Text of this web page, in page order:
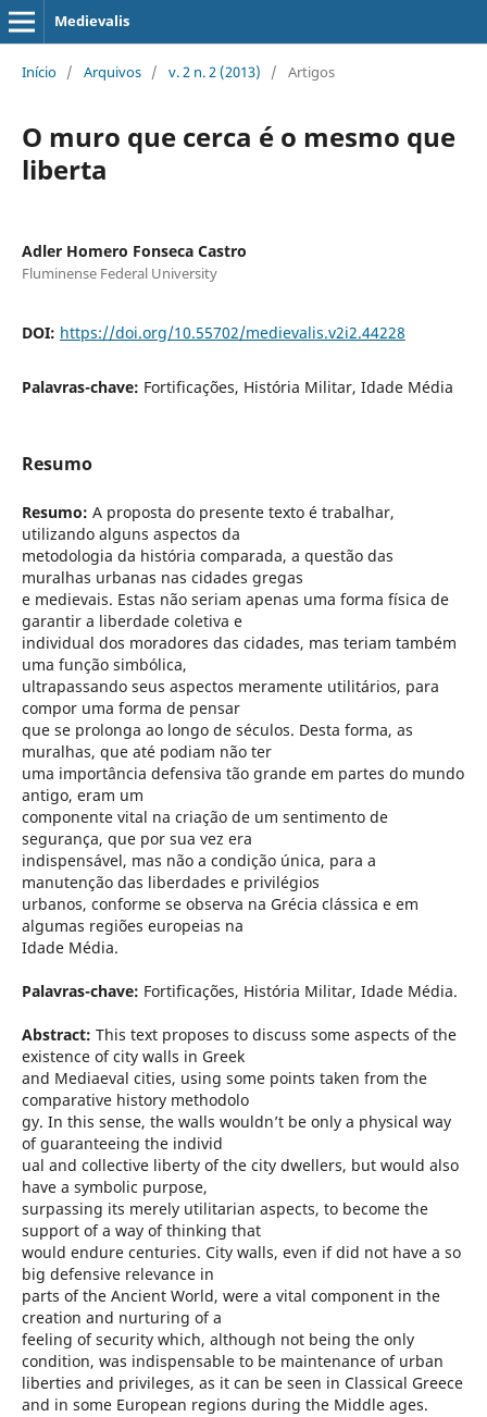
Medievalis
Início / Arquivos / v. 2 n. 2 (2013) / Artigos
O muro que cerca é o mesmo que
liberta
Adler Homero Fonseca Castro
Fluminense Federal University
DOI: https://doi.org/10.55702/medievalis.v2i2.44228
Palavras-chave: Fortificações, História Militar, Idade Média
Resumo
Resumo: A proposta do presente texto é trabalhar,
utilizando alguns aspectos da
metodologia da história comparada, a questão das
muralhas urbanas nas cidades gregas
e medievais. Estas não seriam apenas uma forma física de
garantir a liberdade coletiva e
individual dos moradores das cidades, mas teriam também
uma função simbólica,
ultrapassando seus aspectos meramente utilitários, para
compor uma forma de pensar
que se prolonga ao longo de séculos. Desta forma, as
muralhas, que até podiam não ter
uma importância defensiva tão grande em partes do mundo
antigo, eram um
componente vital na criação de um sentimento de
segurança, que por sua vez era
indispensável, mas não a condição única, para a
manutenção das liberdades e privilégios
urbanos, conforme se observa na Grécia clássica e em
algumas regiões europeias na
Idade Média.
Palavras-chave: Fortificações, História Militar, Idade Média.
Abstract: This text proposes to discuss some aspects of the
existence of city walls in Greek
and Mediaeval cities, using some points taken from the
comparative history methodolo
gy. In this sense, the walls wouldn’t be only a physical way
of guaranteeing the individ
ual and collective liberty of the city dwellers, but would also
have a symbolic purpose,
surpassing its merely utilitarian aspects, to become the
support of a way of thinking that
would endure centuries. City walls, even if did not have a so
big defensive relevance in
parts of the Ancient World, were a vital component in the
creation and nurturing of a
feeling of security which, although not being the only
condition, was indispensable to be maintenance of urban
liberties and privileges, as it can be seen in Classical Greece
and in some European regions during the Middle ages.